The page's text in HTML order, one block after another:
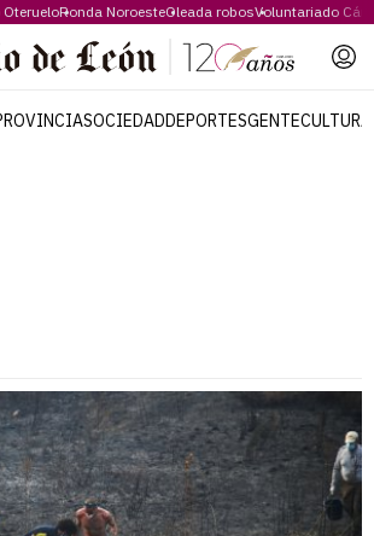
Ronda NoroesteOleada robosVoluntariado
SOCIEDADDEPORTESGENTECULTURA